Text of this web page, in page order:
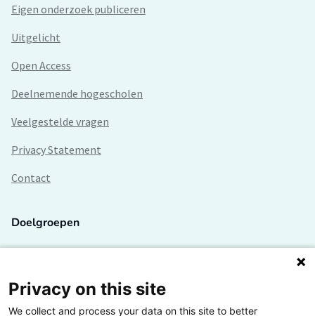
Eigen onderzoek publiceren
Uitgelicht
Open Access
Deelnemende hogescholen
Veelgestelde vragen
Privacy Statement
Contact
Doelgroepen
Lectoren en onderzoekers
Bedrijven
Privacy on this site
We collect and process your data on this site to better